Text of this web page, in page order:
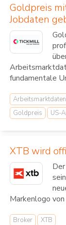
Goldpreis
Jobdaten
fundamentale
Arbeitsmarktdaten
Goldpreis
US-
XTB wird
Markenlogo
Broker XTB